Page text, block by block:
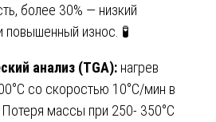
более 30% — низкий
повышенный износ. 🧪
анализ (TGA): нагрев
со скоростью 10°C/мин в
массы при 250- 350°C